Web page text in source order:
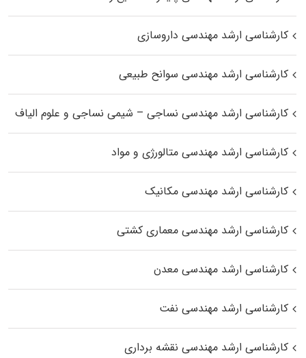
کارشناسی ارشد مهندسی داروسازی
کارشناسی ارشد مهندسی سوانح طبیعی
کارشناسی ارشد مهندسی نساجی – شیمی نساجی و علوم الیاف
کارشناسی ارشد مهندسی متالورژی و مواد
کارشناسی ارشد مهندسی مکانیک
کارشناسی ارشد مهندسی معماری کشتی
کارشناسی ارشد مهندسی معدن
کارشناسی ارشد مهندسی نفت
کارشناسی ارشد مهندسی نقشه برداری